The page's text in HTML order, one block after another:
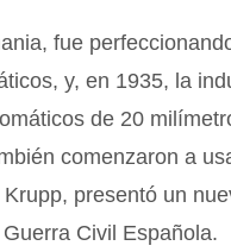
fue
y, en 1935, la
de 20
comenzaron a
presentó un
Civil Española.